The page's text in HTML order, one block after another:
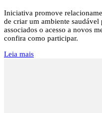
Iniciativa promove
de criar um ambiente
associados o acesso a novos
confira como participar.
Leia mais